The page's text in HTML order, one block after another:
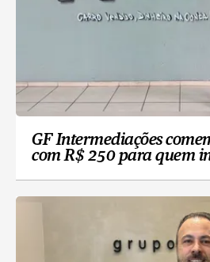
GF Intermediações
com R$ 250 para quem